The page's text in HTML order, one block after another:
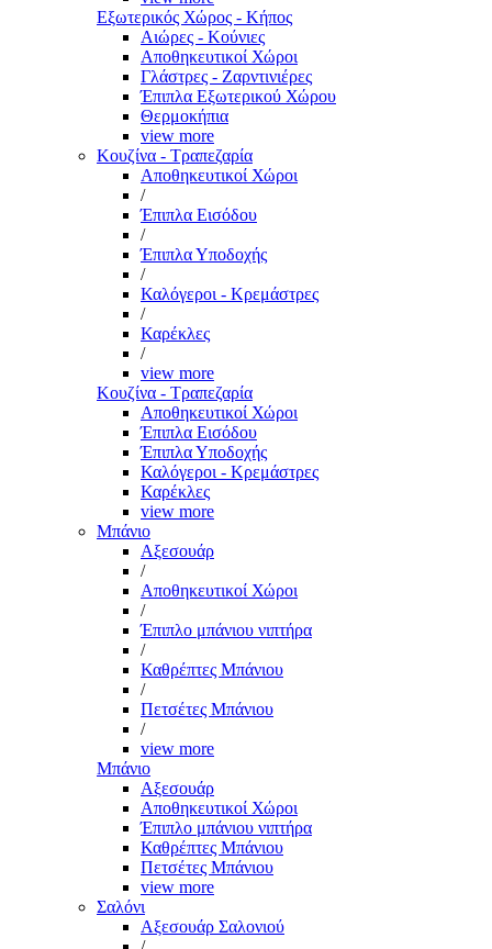
Εξωτερικός Χώρος - Κήπος
Αιώρες - Κούνιες
Αποθηκευτικοί Χώροι
Γλάστρες - Ζαρντινιέρες
Έπιπλα Εξωτερικού Χώρου
Θερμοκήπια
view more
Κουζίνα - Τραπεζαρία
Αποθηκευτικοί Χώροι
/
Έπιπλα Εισόδου
/
Έπιπλα Υποδοχής
/
Καλόγεροι - Κρεμάστρες
/
Καρέκλες
/
view more
Κουζίνα - Τραπεζαρία
Αποθηκευτικοί Χώροι
Έπιπλα Εισόδου
Έπιπλα Υποδοχής
Καλόγεροι - Κρεμάστρες
Καρέκλες
view more
Μπάνιο
Αξεσουάρ
/
Αποθηκευτικοί Χώροι
/
Έπιπλο μπάνιου νιπτήρα
/
Καθρέπτες Μπάνιου
/
Πετσέτες Μπάνιου
/
view more
Μπάνιο
Αξεσουάρ
Αποθηκευτικοί Χώροι
Έπιπλο μπάνιου νιπτήρα
Καθρέπτες Μπάνιου
Πετσέτες Μπάνιου
view more
Σαλόνι
Αξεσουάρ Σαλονιού